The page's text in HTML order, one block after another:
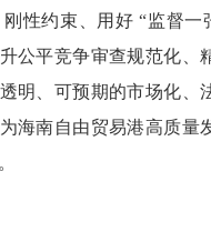
刚性约束、用好 “监督一
公平竞争审查规范化、
明、可预期的市场化、
海南自由贸易港高质量